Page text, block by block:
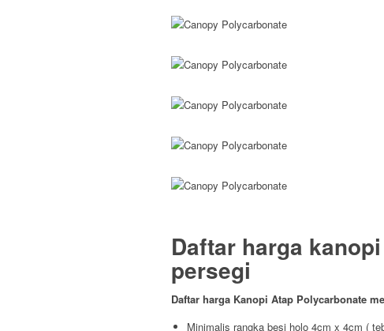
Daftar harga
persegi
Daftar harga Kanopi Atap Polycarbonate
Minimalis rangka besi holo 4cm x 4cm (